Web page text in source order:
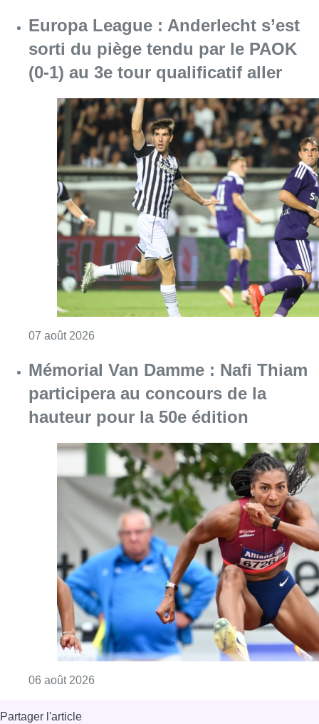
Europa League : Anderlecht s’est
sorti du piège tendu par le PAOK
(0-1) au 3e tour qualificatif aller
07 août 2026
Mémorial Van Damme : Nafi Thiam
participera au concours de la
hauteur pour la 50e édition
06 août 2026
Partager l'article